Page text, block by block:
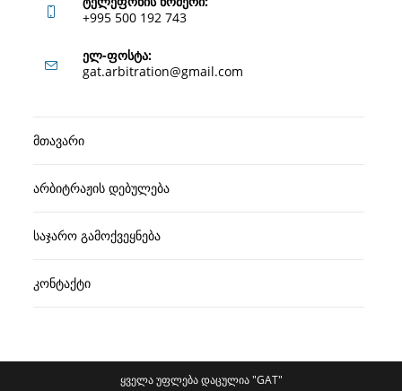
+995 500 192 743
in
application
ელ-ფოსტა:
gat.arbitration@gmail.com
მთავარი
არბიტრაჟის დებულება
საჯარო გამოქვეყნება
კონტაქტი
ყველა უფლება დაცულია "GAT"